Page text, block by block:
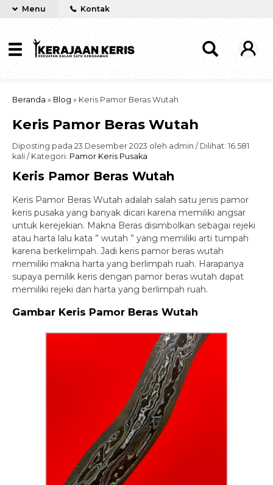
Menu Kontak
Beranda » Blog » Keris Pamor Beras Wutah
Keris Pamor Beras Wutah
Diposting pada 23 Desember 2023 oleh admin / Dilihat: 16.581
kali / Kategori: Pamor Keris Pusaka
Keris Pamor Beras Wutah
Keris Pamor Beras Wutah adalah salah satu jenis pamor
keris pusaka yang banyak dicari karena memiliki angsar
untuk kerejekian. Makna Beras disimbolkan sebagai rejeki
atau harta lalu kata ” wutah ” yang memiliki arti tumpah
karena berkelimpah. Jadi keris pamor beras wutah
memiliki makna harta yang berlimpah ruah. Harapanya
supaya pemilik keris dengan pamor beras wutah dapat
memiliki rejeki dan harta yang berlimpah ruah.
Gambar Keris Pamor Beras Wutah